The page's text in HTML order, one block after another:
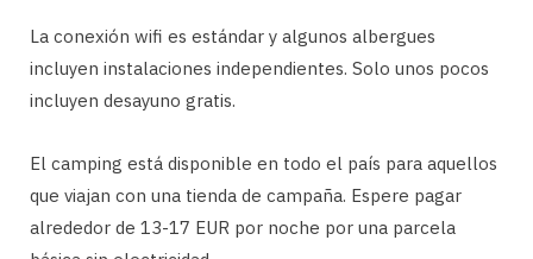
La conexión wifi es estándar y algunos albergues
incluyen instalaciones independientes. Solo unos pocos
incluyen desayuno gratis.
El camping está disponible en todo el país para aquellos
que viajan con una tienda de campaña. Espere pagar
alrededor de 13-17 EUR por noche por una parcela